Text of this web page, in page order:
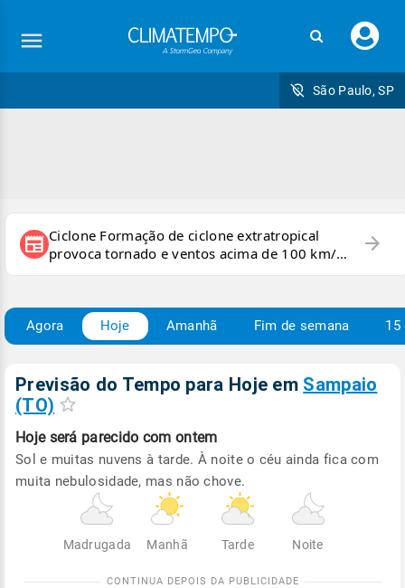
seu
São Paulo, SP
newspaper Ciclone Formação de ciclone extratropical
provoca tornado e ventos acima de 100 km/h
no RS
arrow_forward
Agora Hoje Amanhã Fim de semana 15
Previsão do Tempo para Hoje em Sampaio
(TO)
Hoje será parecido com ontem
Sol e muitas nuvens à tarde. À noite o céu ainda fica com
muita nebulosidade, mas não chove.
Madrugada Manhã Tarde Noite